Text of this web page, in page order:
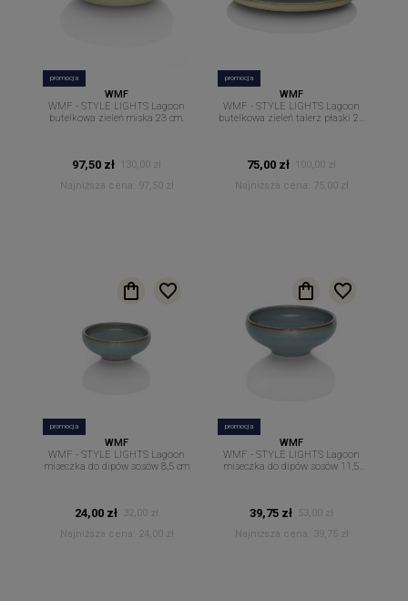
promocja
WMF
WMF - STYLE LIGHTS Lagoon
butelkowa zieleń miska 23 cm.
97,50 zł
130,00 zł
Najniższa cena:
97,50 zł
promocja
WMF
WMF - STYLE LIGHTS Lagoon
butelkowa zieleń talerz płaski 26
75,00 zł
100,00 zł
Najniższa cena:
75,00 zł
promocja
WMF
WMF - STYLE LIGHTS Lagoon
miseczka do dipów sosów 8,5 cm
24,00 zł
32,00 zł
Najniższa cena:
24,00 zł
promocja
WMF
WMF - STYLE LIGHTS Lagoon
miseczka do dipów sosów 11,5
39,75 zł
53,00 zł
Najniższa cena:
39,75 zł